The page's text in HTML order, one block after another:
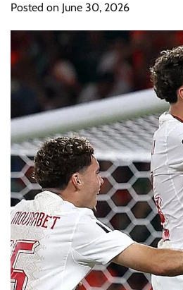
Posted on June 30, 2026